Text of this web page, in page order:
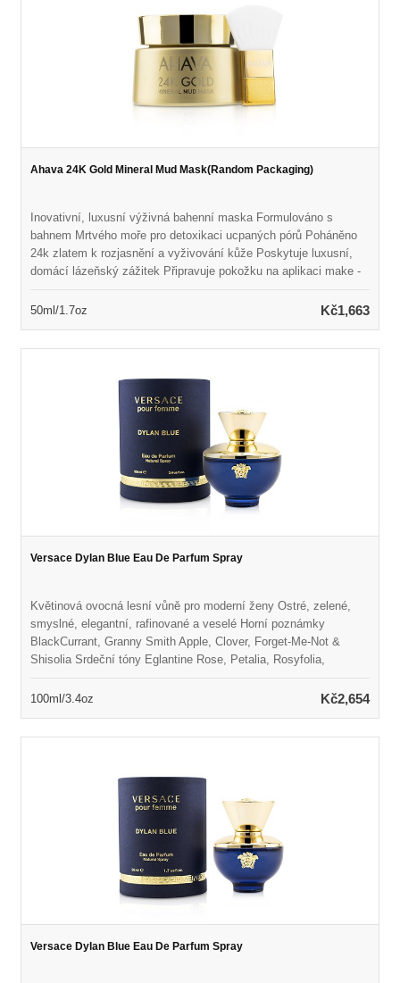
Ahava 24K Gold Mineral Mud Mask(Random Packaging)
Inovativní, luxusní výživná bahenní maska Formulováno s
bahnem Mrtvého moře pro detoxikaci ucpaných pórů Poháněno
24k zlatem k rozjasnění a vyživování kůže Poskytuje luxusní,
domácí lázeňský zážitek Připravuje pokožku na aplikaci make -
Hypoalergenní, vegan a paraben
50ml/1.7oz Kč1,663
Versace Dylan Blue Eau De Parfum Spray
Květinová ovocná lesní vůně pro moderní ženy Ostré, zelené,
smyslné, elegantní, rafinované a veselé Horní poznámky
BlackCurrant, Granny Smith Apple, Clover, Forget-Me-Not &
Shisolia Srdeční tóny Eglantine Rose, Petalia, Rosyfolia,
lesy a pižmo Spuštěno v roce 2017 Vhodné pro jarní nebo letní
100ml/3.4oz Kč2,654
Versace Dylan Blue Eau De Parfum Spray